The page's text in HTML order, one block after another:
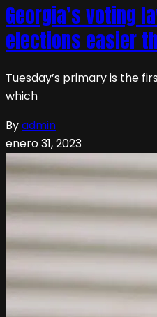
Georgia’s voting
elections easier
Tuesday’s primary is the
which
Byadmin
enero 31, 2023